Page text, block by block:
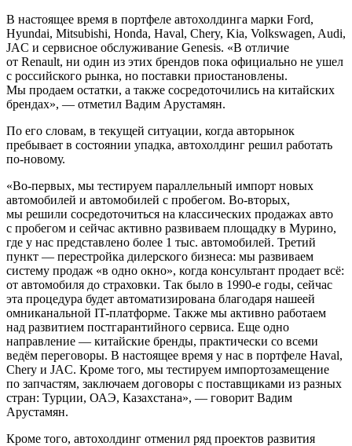
В настоящее время в портфеле автохолдинга марки Ford,
Hyundai, Mitsubishi, Honda, Haval, Chery, Kia, Volkswagen, Audi,
JAC и сервисное обслуживание Genesis. «В отличие
от Renault, ни один из этих брендов пока официально не ушел
с российского рынка, но поставки приостановлены.
Мы продаем остатки, а также сосредоточились на китайских
брендах», — отметил Вадим Арустамян.
По его словам, в текущей ситуации, когда авторынок
пребывает в состоянии упадка, автохолдинг решил работать
по-новому.
«Во-первых, мы тестируем параллельный импорт новых
автомобилей и автомобилей с пробегом. Во-вторых,
мы решили сосредоточиться на классических продажах авто
с пробегом и сейчас активно развиваем площадку в Мурино,
где у нас представлено более 1 тыс. автомобилей. Третий
пункт — перестройка дилерского бизнеса: мы развиваем
систему продаж «в одно окно», когда консультант продает всё:
от автомобиля до страховки. Так было в 1990-е годы, сейчас
эта процедура будет автоматизирована благодаря нашеей
омниканальной IT-платформе. Также мы активно работаем
над развитием постгарантийного сервиса. Еще одно
направление — китайские бренды, практически со всеми
ведём переговоры. В настоящее время у нас в портфеле Haval,
Chery и JAC. Кроме того, мы тестируем импортозамещение
по запчастям, заключаем договоры с поставщиками из разных
стран: Турции, ОАЭ, Казахстана», — говорит Вадим
Арустамян.
Кроме того, автохолдинг отменил ряд проектов развития